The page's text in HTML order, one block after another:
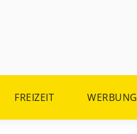
FREIZEIT WERBUNG